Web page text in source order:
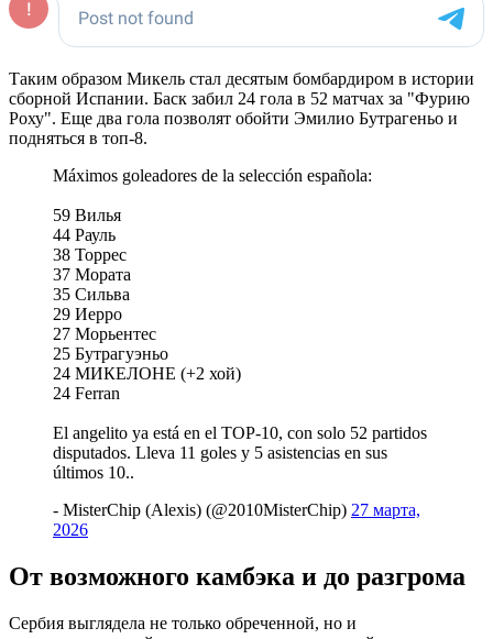
Таким образом Микель стал десятым бомбардиром в истории
сборной Испании. Баск забил 24 гола в 52 матчах за "Фурию
Роху". Еще два гола позволят обойти Эмилио Бутрагеньо и
подняться в топ-8.
Máximos goleadores de la selección española:
59 Вилья
44 Рауль
38 Торрес
37 Мората
35 Сильва
29 Иерро
27 Морьентес
25 Бутрагуэньо
24 МИКЕЛОНЕ (+2 хой)
24 Ferran
El angelito ya está en el TOP-10, con solo 52 partidos
disputados. Lleva 11 goles y 5 asistencias en sus
últimos 10..
- MisterChip (Alexis) (@2010MisterChip) 27 марта,
2026
От возможного камбэка и до разгрома
Сербия выглядела не только обреченной, но и